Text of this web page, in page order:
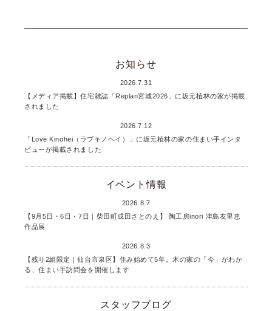
お知らせ
2026.7.31
【メディア掲載】住宅雑誌「Replan宮城2026」に坂元植林の家が掲載
されました
2026.7.12
「Love Kinohei（ラブキノヘイ）」に坂元植林の家の住まい手インタ
ビューが掲載されました
イベント情報
2026.8.7
【9月5日・6日・7日｜柴田町成田さとのえ】 陶工房inori 津島友里恵
作品展
2026.8.3
【残り2組限定｜仙台市泉区】住み始めて5年。木の家の「今」がわか
る、住まい手訪問会を開催します
スタッフブログ